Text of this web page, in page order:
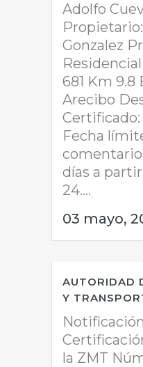
Adolfo
Gonzalez
681 Km 9.8
Arecibo
Certificado:
Fecha
días a
24....
03 mayo,
AUTORIDAD
Y
la ZMT